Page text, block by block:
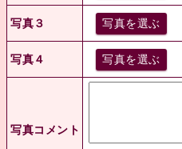
写真３ 写真を選ぶ
写真４ 写真を選ぶ
写真コメント